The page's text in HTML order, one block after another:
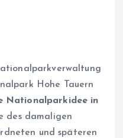
Hohe Tauern
Nationalparkidee in
des damaligen
und späteren